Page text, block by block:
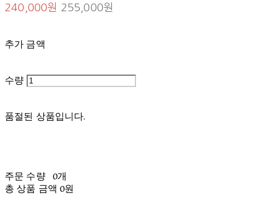
240,000원 255,000원
추가 금액
수량
품절된 상품입니다.
주문 수량
0개
총 상품 금액 0원